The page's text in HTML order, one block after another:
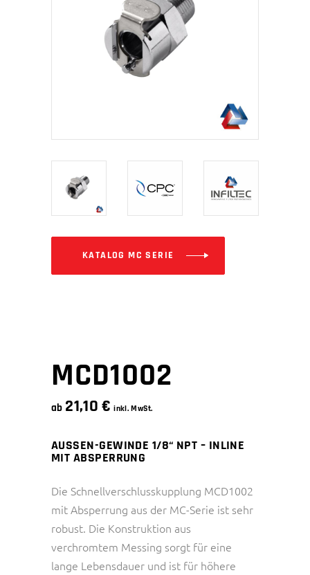
KATALOG MC SERIE
MCD1002
ab 21,10€ inkl. MwSt.
AUSSEN-GEWINDE 1/8“ NPT – INLINE
MIT ABSPERRUNG
Die Schnellverschlusskupplung MCD1002
mit Absperrung aus der MC-Serie ist sehr
robust. Die Konstruktion aus
verchromtem Messing sorgt für eine
lange Lebensdauer und ist für höhere